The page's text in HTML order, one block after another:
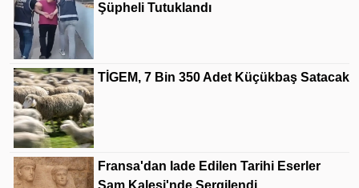
Şüpheli Tutuklandı
TİGEM, 7 Bin 350 Adet Küçükbaş Satacak
Fransa'dan Iade Edilen Tarihi Eserler
Şam Kalesi'nde Sergilendi